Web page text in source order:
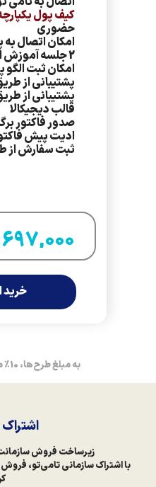
کیف پول
حضوری
امکان اتصال
2 جلسه آموزش اختصاصی
امکان ثبت
پشتیبانی از
پشتیبانی از
قالب دیجیکالا
صدور فاکتور
ادیت پیش
ثبت سفارش از
16,697,000
خرید
به مبلغ طرح‌ها، 10٪ مالیات اضافه می‌شود.
زیرساخت فروش
با اشتراک سازمانی تامی‌تو،